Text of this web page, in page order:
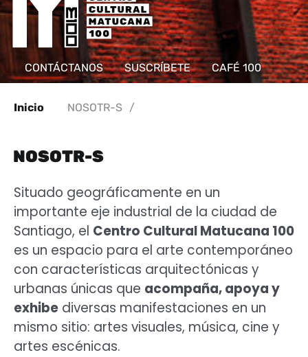
CONTÁCTANOS SUSCRÍBETE CAFÉ 100
Inicio NOSOTR-S /
NOSOTR-S
Situado geográficamente en un
importante eje industrial de la ciudad de
Santiago, el Centro Cultural Matucana 100
es un espacio para el arte contemporáneo
con características arquitectónicas y
urbanas únicas que acompaña, apoya y
exhibe diversas manifestaciones en un
mismo sitio: artes visuales, música, cine y
artes escénicas.